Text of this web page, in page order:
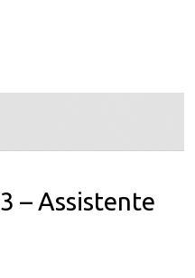
– Assistente